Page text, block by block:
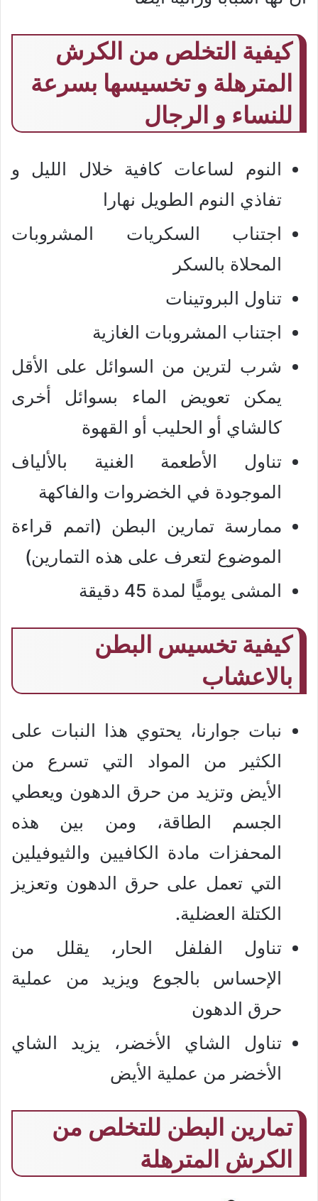
كيفية التخلص من الكرش
المترهلة و تخسيسها بسرعة
للنساء و الرجال
النوم لساعات كافية خلال الليل و
تفاذي النوم الطويل نهارا
اجتناب السكريات المشروبات
المحلاة بالسكر
تناول البروتينات
اجتناب المشروبات الغازية
شرب لترين من السوائل على الأقل
يمكن تعويض الماء بسوائل أخرى
كالشاي أو الحليب أو القهوة
تناول الأطعمة الغنية بالألياف
الموجودة في الخضروات والفاكهة
ممارسة تمارين البطن (اتمم قراءة
الموضوع لتعرف على هذه التمارين)
المشى يوميًّا لمدة 45 دقيقة
كيفية تخسيس البطن
بالاعشاب
نبات جوارنا، يحتوي هذا النبات على
الكثير من المواد التي تسرع من
الأيض وتزيد من حرق الدهون ويعطي
الجسم الطاقة، ومن بين هذه
المحفزات مادة الكافيين والثيوفيلين
التي تعمل على حرق الدهون وتعزيز
الكتلة العضلية.
تناول الفلفل الحار، يقلل من
الإحساس بالجوع ويزيد من عملية
حرق الدهون
تناول الشاي الأخضر، يزيد الشاي
الأخضر من عملية الأيض
تمارين البطن للتخلص من
الكرش المترهلة